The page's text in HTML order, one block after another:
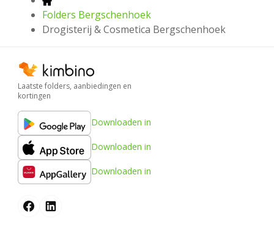
Folders Bergschenhoek
Drogisterij & Cosmetica Bergschenhoek
Laatste folders, aanbiedingen en
kortingen
Downloaden in
Downloaden in
Downloaden in